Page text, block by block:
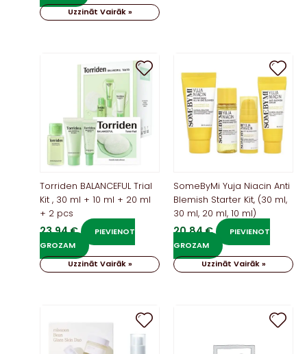
Uzzināt Vairāk »
Torriden BALANCEFUL Trial
Kit , 30 ml + 10 ml + 20 ml
+ 2 pcs
23,94€
PIEVIENOT
GROZAM
Uzzināt Vairāk »
SomeByMi Yuja Niacin Anti
Blemish Starter Kit, (30 ml,
30 ml, 20 ml, 10 ml)
20,84€
PIEVIENOT
GROZAM
Uzzināt Vairāk »